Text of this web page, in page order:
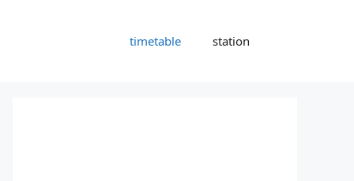
timetable station